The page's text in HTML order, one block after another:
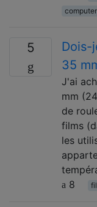
5
Dois-
35
J'ai
mm
de
films
les
8